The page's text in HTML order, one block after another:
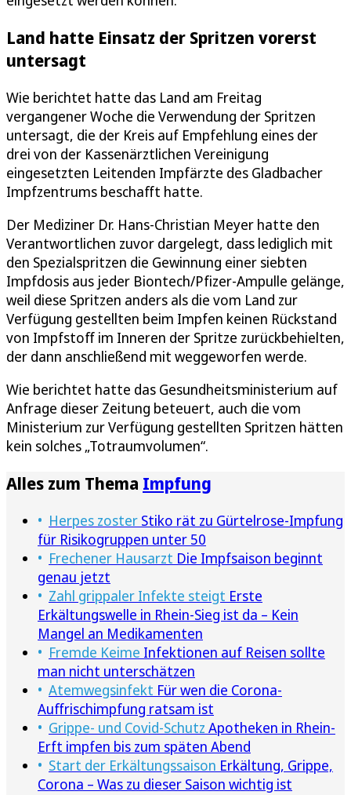
Land hatte Einsatz der Spritzen vorerst
untersagt
Wie berichtet hatte das Land am Freitag
vergangener Woche die Verwendung der Spritzen
untersagt, die der Kreis auf Empfehlung eines der
drei von der Kassenärztlichen Vereinigung
eingesetzten Leitenden Impfärzte des Gladbacher
Impfzentrums beschafft hatte.
Der Mediziner Dr. Hans-Christian Meyer hatte den
Verantwortlichen zuvor dargelegt, dass lediglich mit
den Spezialspritzen die Gewinnung einer siebten
Impfdosis aus jeder Biontech/Pfizer-Ampulle gelänge,
weil diese Spritzen anders als die vom Land zur
Verfügung gestellten beim Impfen keinen Rückstand
von Impfstoff im Inneren der Spritze zurückbehielten,
der dann anschließend mit weggeworfen werde.
Wie berichtet hatte das Gesundheitsministerium auf
Anfrage dieser Zeitung beteuert, auch die vom
Ministerium zur Verfügung gestellten Spritzen hätten
kein solches „Totraumvolumen“.
Alles zum Thema Impfung
Herpes zoster Stiko rät zu Gürtelrose-Impfung
für Risikogruppen unter 50
Frechener Hausarzt Die Impfsaison beginnt
genau jetzt
Zahl grippaler Infekte steigt Erste
Erkältungswelle in Rhein-Sieg ist da – Kein
Mangel an Medikamenten
Fremde Keime Infektionen auf Reisen sollte
man nicht unterschätzen
Atemwegsinfekt Für wen die Corona-
Auffrischimpfung ratsam ist
Grippe- und Covid-Schutz Apotheken in Rhein-
Erft impfen bis zum späten Abend
Start der Erkältungssaison Erkältung, Grippe,
Corona – Was zu dieser Saison wichtig ist